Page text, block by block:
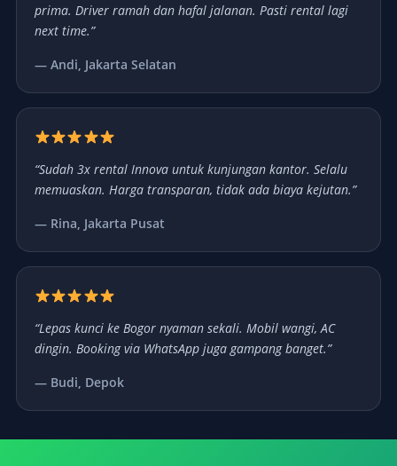
prima. Driver ramah dan hafal jalanan. Pasti rental lagi
next time.”
— Andi, Jakarta Selatan
“Sudah 3x rental Innova untuk kunjungan kantor. Selalu
memuaskan. Harga transparan, tidak ada biaya kejutan.”
— Rina, Jakarta Pusat
“Lepas kunci ke Bogor nyaman sekali. Mobil wangi, AC
dingin. Booking via WhatsApp juga gampang banget.”
— Budi, Depok